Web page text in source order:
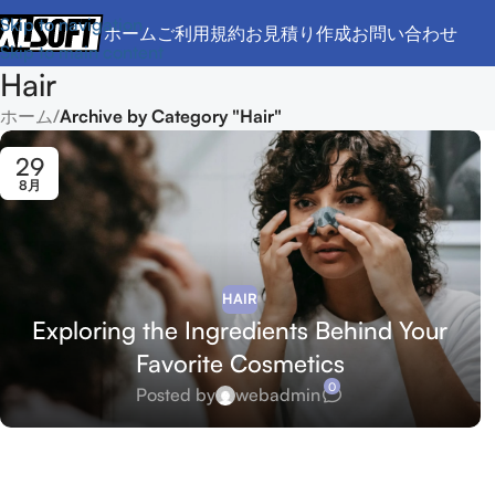
Skip to navigation
Skip to main content
ホーム ご利用規約お見積り作成お問い合わせ
Hair
ホーム/Archive by Category "Hair"
29
8月
HAIR
Exploring the Ingredients Behind Your
Favorite Cosmetics
Posted by webadmin 0